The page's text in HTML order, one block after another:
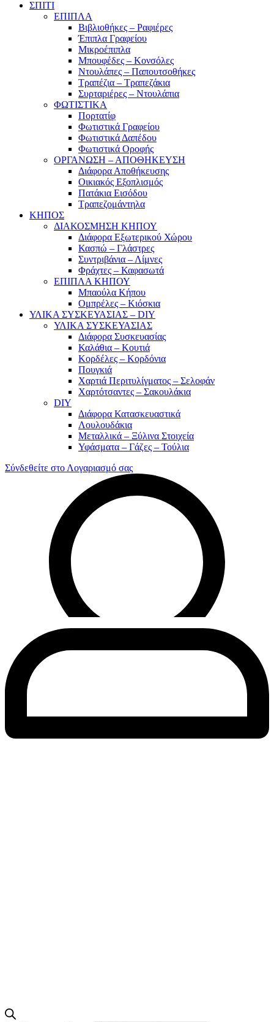
ΣΠΙΤΙ
ΕΠΙΠΛΑ
Βιβλιοθήκες – Ραφιέρες
Έπιπλα Γραφείου
Μικροέπιπλα
Μπουφέδες – Κονσόλες
Ντουλάπες – Παπουτσοθήκες
Τραπέζια – Τραπεζάκια
Συρταριέρες – Ντουλάπια
ΦΩΤΙΣΤΙΚΑ
Πορτατίφ
Φωτιστικά Γραφείου
Φωτιστικά Δαπέδου
Φωτιστικά Οροφής
ΟΡΓΑΝΩΣΗ – ΑΠΟΘΗΚΕΥΣΗ
Διάφορα Αποθήκευσης
Οικιακός Εξοπλισμός
Πατάκια Εισόδου
Τραπεζομάντηλα
ΚΗΠΟΣ
ΔΙΑΚΟΣΜΗΣΗ ΚΗΠΟΥ
Διάφορα Εξωτερικού Χώρου
Κασπώ – Γλάστρες
Συντριβάνια – Λίμνες
Φράχτες – Καφασωτά
ΕΠΙΠΛΑ ΚΗΠΟΥ
Μπαούλα Κήπου
Ομπρέλες – Κιόσκια
ΥΛΙΚΑ ΣΥΣΚΕΥΑΣΙΑΣ – DIY
ΥΛΙΚΑ ΣΥΣΚΕΥΑΣΙΑΣ
Διάφορα Συσκευασίας
Καλάθια – Κουτιά
Κορδέλες – Κορδόνια
Πουγκιά
Χαρτιά Περιτυλίγματος – Σελοφάν
Χαρτότσαντες – Σακουλάκια
DIY
Διάφορα Κατασκευαστικά
Λουλουδάκια
Μεταλλικά – Ξύλινα Στοιχεία
Υφάσματα – Γάζες – Τούλια
Σύνδεθείτε στο Λογαριασμό σας